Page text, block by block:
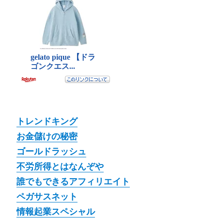
トレンドキング
お金儲けの秘密
ゴールドラッシュ
不労所得とはなんぞや
誰でもできるアフィリエイト
ペガサスネット
情報起業スペシャル